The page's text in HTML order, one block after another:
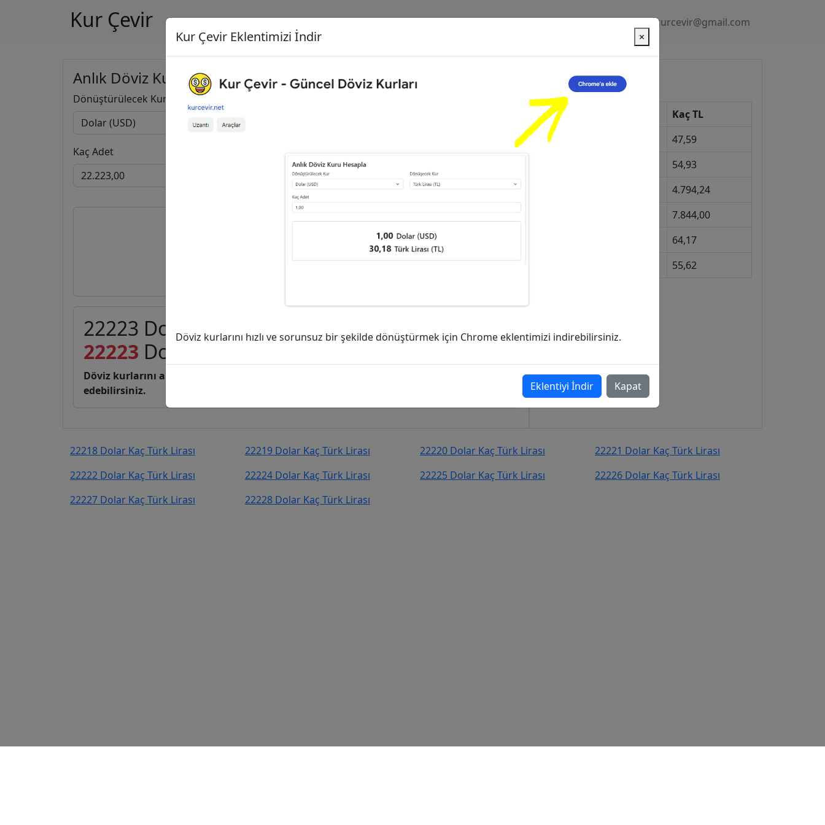
Kur Çevir Gizlilik Politikası kurcevir@gmail.com
Anlık Döviz Kuru Hesapla
Dönüştürülecek Kur
Kaç Adet
Dolar (USD)
22223 Dolar (USD) kaç Türk Lirası (TL)?
22223 Dolar Türk Lirası (TL)
Döviz kurlarını anlık, canlı, basit bir şekilde kurcevir.net adresinden takip
edebilirsiniz.
Güncel Kurlar
Kur
Kaç TL
Dolar
47,59
54,93
4.794,24
7.844,00
64,17
55,62
22218 Dolar Kaç Türk Lirası 22219 Dolar Kaç Türk Lirası 22220 Dolar Kaç Türk Lirası
22221 Dolar Kaç Türk Lirası
22222 Dolar Kaç Türk Lirası
22224 Dolar Kaç Türk Lirası 22225 Dolar Kaç Türk Lirası
22226 Dolar Kaç Türk Lirası
22227 Dolar Kaç Türk Lirası
22228 Dolar Kaç Türk Lirası
Kur Çevir Eklentimizi İndir ×
Döviz kurlarını hızlı ve sorunsuz bir şekilde dönüştürmek için Chrome eklentimizi indirebilirsiniz.
Eklentiyi İndir Kapat